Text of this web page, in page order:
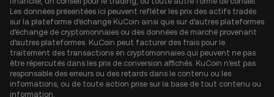
Les données présentées ici peuvent refléter les prix des actifs tradés
sur la plateforme d'échange KuCoin ainsi que sur d'autres plateformes
d'échange de cryptomonnaies ou des données de marché provenant
d'autres plateformes. KuCoin peut facturer des frais pour le
traitement des transactions en cryptomonnaies qui peuvent ne pas
être répercutés dans les prix de conversion affichés. KuCoin n'est pas
responsable des erreurs ou des retards dans le contenu ou les
informations, ou de toute action prise sur la base de tout contenu ou
information.